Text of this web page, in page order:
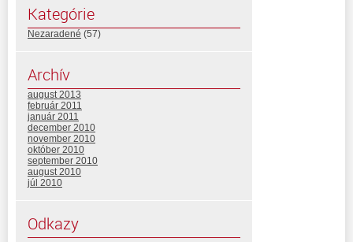
Kategórie
Nezaradené (57)
Archív
august 2013
február 2011
január 2011
december 2010
november 2010
október 2010
september 2010
august 2010
júl 2010
Odkazy